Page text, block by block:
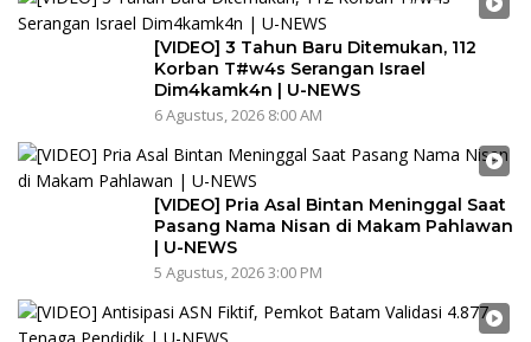
[VIDEO] 3 Tahun Baru Ditemukan, 112
Korban T#w4s Serangan Israel
Dim4kamk4n | U-NEWS
6 Agustus, 2026 8:00 AM
[VIDEO] Pria Asal Bintan Meninggal Saat
Pasang Nama Nisan di Makam Pahlawan
| U-NEWS
5 Agustus, 2026 3:00 PM